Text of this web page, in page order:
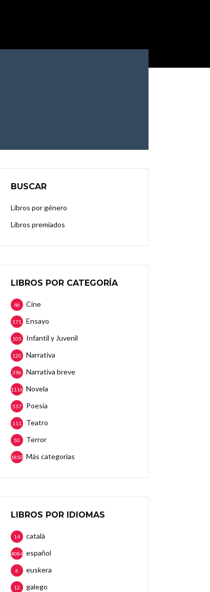
BUSCAR
Libros por género
Libros premiados
LIBROS POR CATEGORÍA
Cine
46
Ensayo
171
Infantil y Juvenil
105
Narrativa
120
Narrativa breve
396
Novela
1116
Poesía
537
Teatro
111
Terror
50
Más categorias
1850
LIBROS POR IDIOMAS
català
14
español
4084
euskera
6
galego
12